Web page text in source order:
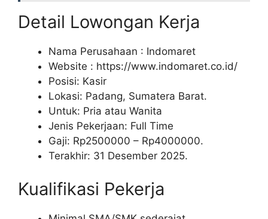
Detail Lowongan Kerja
Nama Perusahaan : Indomaret
Website : https://www.indomaret.co.id/
Posisi: Kasir
Lokasi: Padang, Sumatera Barat.
Untuk: Pria atau Wanita
Jenis Pekerjaan: Full Time
Gaji: Rp2500000 – Rp4000000.
Terakhir: 31 Desember 2025.
Kualifikasi Pekerja